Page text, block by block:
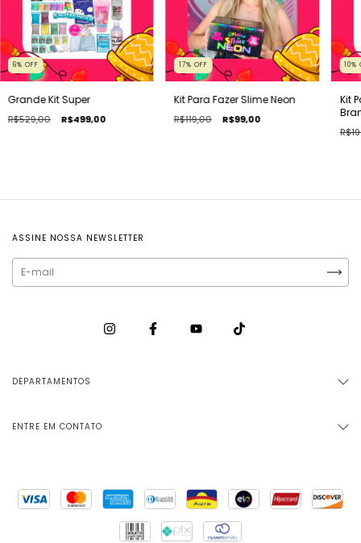
6% OFF
Grande Kit Super
R$529,00 R$499,00
17% OFF
Kit Para Fazer Slime Neon
R$119,00 R$99,00
10%
Kit
ASSINE NOSSA NEWSLETTER
DEPARTAMENTOS
ENTRE EM CONTATO